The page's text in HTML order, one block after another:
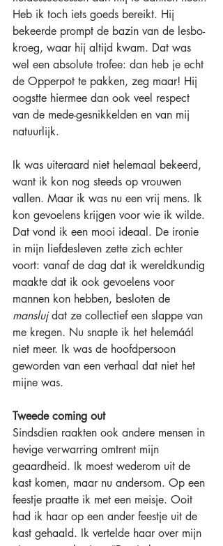
Heb ik toch iets goeds bereikt. Hij
bekeerde prompt de bazin van de lesbo-
kroeg, waar hij altijd kwam. Dat was
wel een absolute trofee: dan heb je echt
de Opperpot te pakken, zeg maar! Hij
oogstte hiermee dan ook veel respect
van de mede-gesnikkelden en van mij
natuurlijk.
Ik was uiteraard niet helemaal bekeerd,
want ik kon nog steeds op vrouwen
vallen. Maar ik was nu een vrij mens. Ik
kon gevoelens krijgen voor wie ik wilde.
Dat vond ik een mooi ideaal. De ironie
in mijn liefdesleven zette zich echter
voort: vanaf de dag dat ik wereldkundig
maakte dat ik ook gevoelens voor
mannen kon hebben, besloten de
mansluj dat ze collectief een slappe van
me kregen. Nu snapte ik het helemáál
niet meer. Ik was de hoofdpersoon
geworden van een verhaal dat niet het
mijne was.
Tweede coming out
Sindsdien raakten ook andere mensen in
hevige verwarring omtrent mijn
geaardheid. Ik moest wederom uit de
kast komen, maar nu andersom. Op een
feestje praatte ik met een meisje. Ooit
had ik haar op een ander feestje uit de
kast gehaald. Ik vertelde haar over mijn